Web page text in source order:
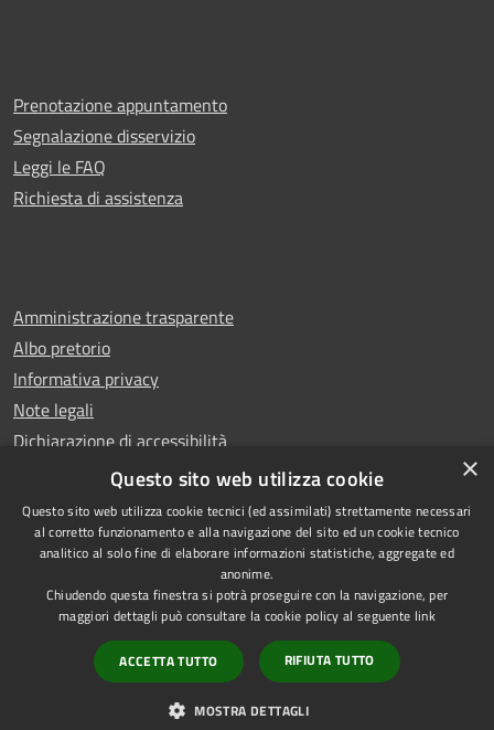
Prenotazione appuntamento
Segnalazione disservizio
Leggi le FAQ
Richiesta di assistenza
Amministrazione trasparente
Albo pretorio
Informativa privacy
Note legali
Dichiarazione di accessibilità
Whistleblowing
Accessibilità
di Ciampino
Powered byMunicipium
• Accesso redazione
×
Questo sito web utilizza cookie
Questo sito web utilizza cookie tecnici (ed assimilati) strettamente necessari
al corretto funzionamento e alla navigazione del sito ed un cookie tecnico
analitico al solo fine di elaborare informazioni statistiche, aggregate ed
anonime.
Chiudendo questa finestra si potrà proseguire con la navigazione, per
maggiori dettagli può consultare la cookie policy al seguente link
ACCETTA TUTTO RIFIUTA TUTTO
MOSTRA DETTAGLI